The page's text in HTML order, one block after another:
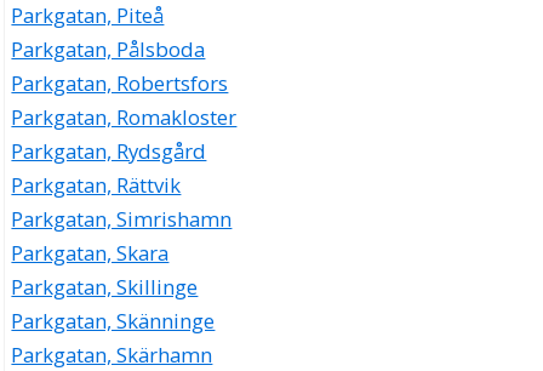
Parkgatan, Piteå
Parkgatan, Pålsboda
Parkgatan, Robertsfors
Parkgatan, Romakloster
Parkgatan, Rydsgård
Parkgatan, Rättvik
Parkgatan, Simrishamn
Parkgatan, Skara
Parkgatan, Skillinge
Parkgatan, Skänninge
Parkgatan, Skärhamn